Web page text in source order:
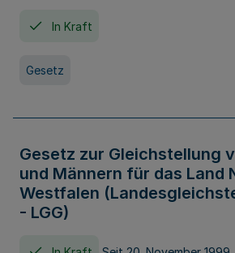
In Kraft
Gesetz
Gesetz zur Gleichstellung
und Männern für das Land
Westfalen
- LGG)